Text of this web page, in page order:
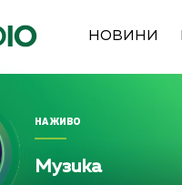
НОВИНИ
НА ЖИВО
Музика